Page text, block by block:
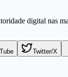
digital nas
Twitter/X